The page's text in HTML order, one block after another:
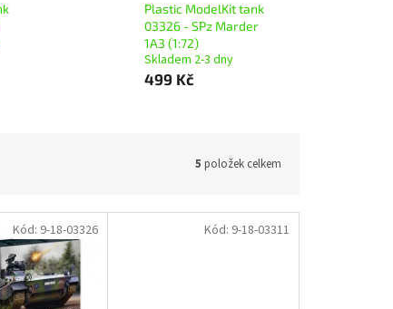
Plastic ModelKit tank
03326 - SPz Marder
1A3 (1:72)
Skladem 2-3 dny
499 Kč
5 položek celkem
Kód: 9-18-03326 Kód: 9-18-03311